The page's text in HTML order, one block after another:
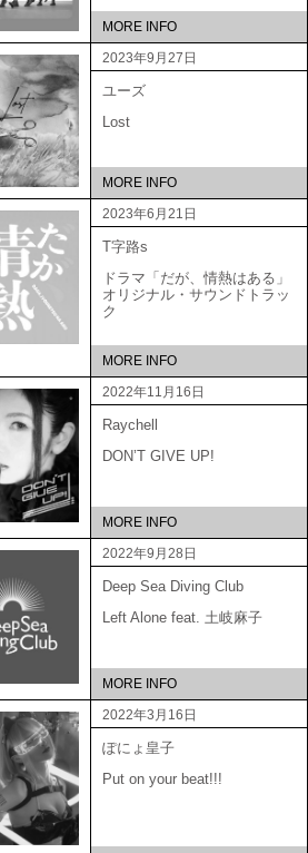
MORE INFO
2023年9月27日
ユーズ
Lost
MORE INFO
2023年6月21日
T字路s
ドラマ「だが、情熱はある」
オリジナル・サウンドトラッ
ク
MORE INFO
2022年11月16日
Raychell
DON’T GIVE UP!
MORE INFO
2022年9月28日
Deep Sea Diving Club
Left Alone feat. 土岐麻子
MORE INFO
2022年3月16日
ぽにょ皇子
Put on your beat!!!